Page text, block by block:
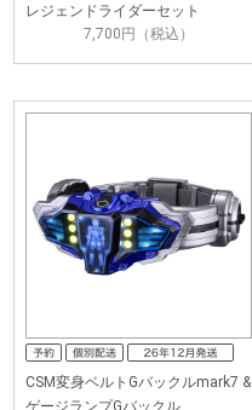
レジェンドライダーセット
7,700円（税込）
CSM変身ベルトGバックルmark7 &
ゲージランプGバックル